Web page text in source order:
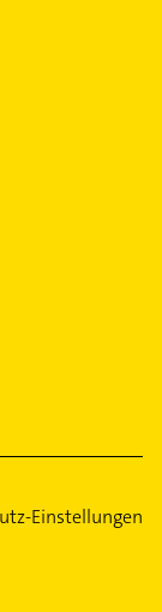
Einstellungen